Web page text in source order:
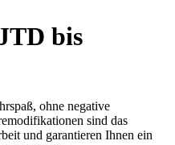
bis
ohne negative
sind das
und garantieren Ihnen ein